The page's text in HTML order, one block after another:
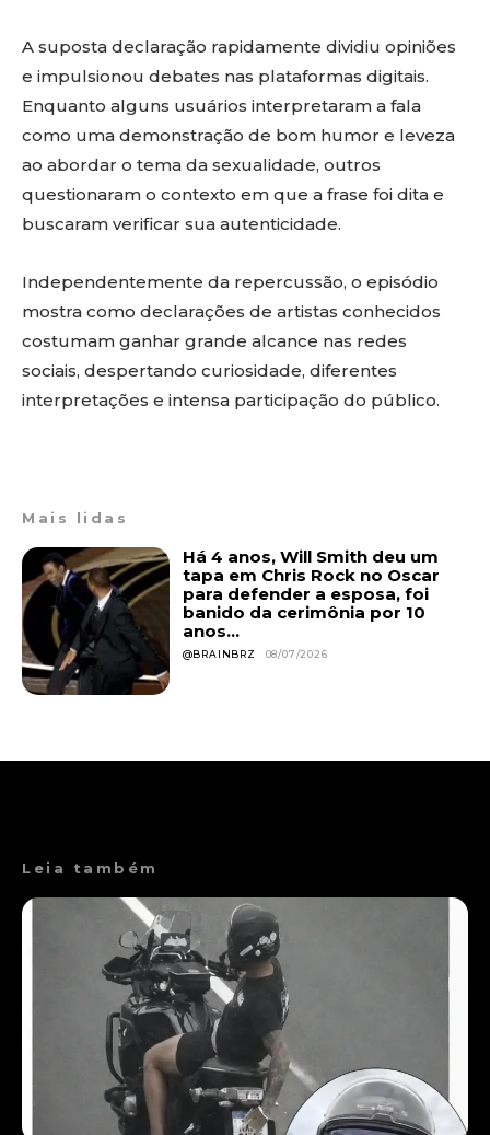
A suposta declaração rapidamente dividiu opiniões
e impulsionou debates nas plataformas digitais.
Enquanto alguns usuários interpretaram a fala
como uma demonstração de bom humor e leveza
ao abordar o tema da sexualidade, outros
questionaram o contexto em que a frase foi dita e
buscaram verificar sua autenticidade.
Independentemente da repercussão, o episódio
mostra como declarações de artistas conhecidos
costumam ganhar grande alcance nas redes
sociais, despertando curiosidade, diferentes
interpretações e intensa participação do público.
Mais lidas
Há 4 anos, Will Smith deu um
tapa em Chris Rock no Oscar
para defender a esposa, foi
banido da cerimônia por 10
anos...
@BRAINBRZ 08/07/2026
Leia também